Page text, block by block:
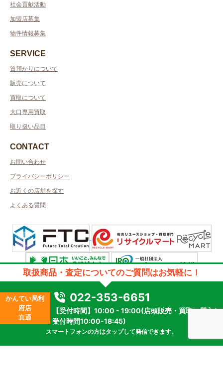
社会貢献活動
加盟店募集
物件情報募集
SERVICE
質預かりについて
販売について
買取について
大口専用買取
取り扱い品目
CONTACT
お問い合わせ
プライバシーポリシー
お近くの店舗を探す
よくある質問
許可管轄：宮城県公安委員会
古物商許可番号：第241060000728号／取得者名：株式会社ブロードアイ
質屋許可番号：第221040000005号／取得者名：株式会社ブロードアイ
2023 © kanteikyoku.jp allrights reseved.
取扱商品・査定についてのご質問はお気軽に！
かんてい局利
府店
直通
022-353-6651
【受付時間】10:00 - 19:00(店頭販売・買取・質入れ
受付時間10:00-18:45)
スマートフォンの方はタップして発信できます。